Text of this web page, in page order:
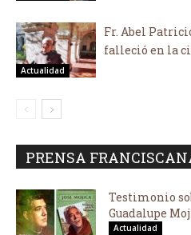
Actualidad
Fr. Abel
falleció en la
PRENSA
Testimonio
Guadalupe
Actualidad